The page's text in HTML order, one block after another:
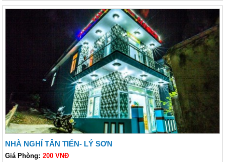
NHÀ NGHỈ TÂN TIẾN- LÝ SƠN
Giá Phòng: 200 VNĐ